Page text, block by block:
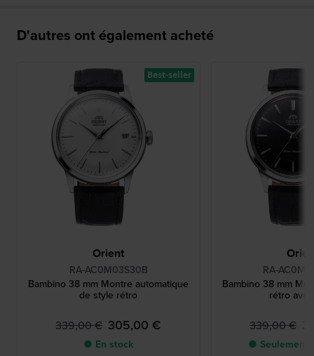
D'autres ont également acheté
Orient
RA-AC0M03S30B
Bambino 38 mm Montre automatique
de style rétro
339,00 € 305,00 €
● En stock
Best-seller
RA-
Bambino 38 mm
rétro
339,00 €
● Seulement